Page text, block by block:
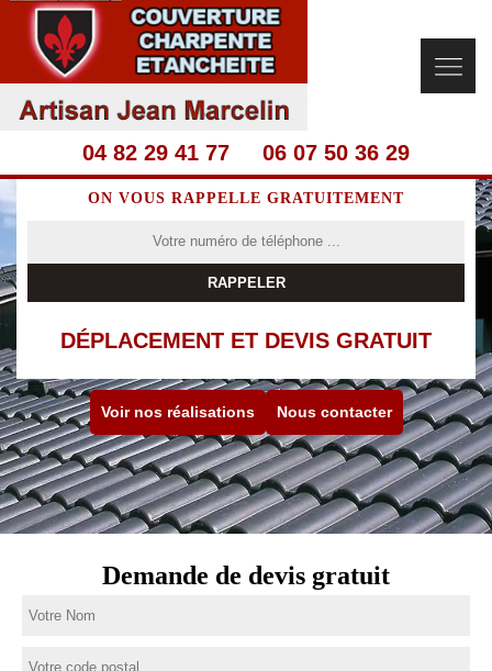
04 82 29 41 77 06 07 50 36 29
ON VOUS RAPPELLE GRATUITEMENT
DÉPLACEMENT ET DEVIS GRATUIT
Voir nos réalisations Nous contacter
Demande de devis gratuit